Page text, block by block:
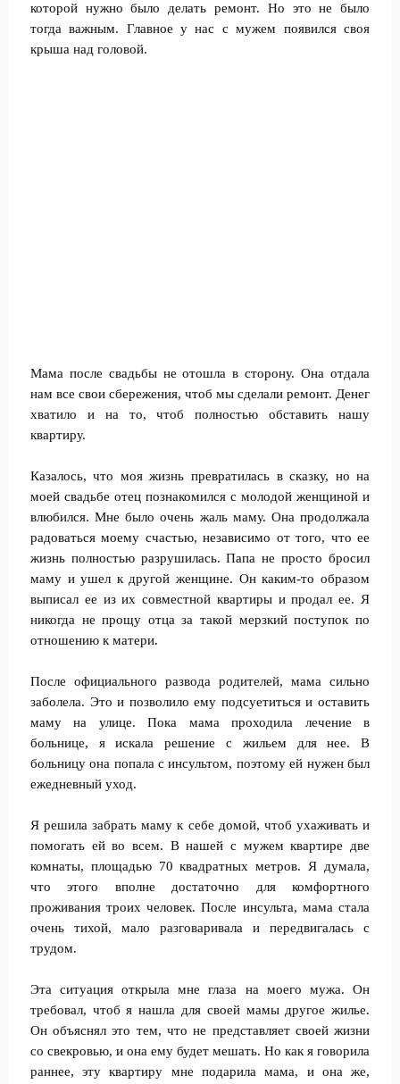
которой нужно было делать ремонт. Но это не было
тогда важным. Главное у нас с мужем появился своя
крыша над головой.
Мама после свадьбы не отошла в сторону. Она отдала
нам все свои сбережения, чтоб мы сделали ремонт. Денег
хватило и на то, чтоб полностью обставить нашу
квартиру.
Казалось, что моя жизнь превратилась в сказку, но на
моей свадьбе отец познакомился с молодой женщиной и
влюбился. Мне было очень жаль маму. Она продолжала
радоваться моему счастью, независимо от того, что ее
жизнь полностью разрушилась. Папа не просто бросил
маму и ушел к другой женщине. Он каким-то образом
выписал ее из их совместной квартиры и продал ее. Я
никогда не прощу отца за такой мерзкий поступок по
отношению к матери.
После официального развода родителей, мама сильно
заболела. Это и позволило ему подсуетиться и оставить
маму на улице. Пока мама проходила лечение в
больнице, я искала решение с жильем для нее. В
больницу она попала с инсультом, поэтому ей нужен был
ежедневный уход.
Я решила забрать маму к себе домой, чтоб ухаживать и
помогать ей во всем. В нашей с мужем квартире две
комнаты, площадью 70 квадратных метров. Я думала,
что этого вполне достаточно для комфортного
проживания троих человек. После инсульта, мама стала
очень тихой, мало разговаривала и передвигалась с
трудом.
Эта ситуация открыла мне глаза на моего мужа. Он
требовал, чтоб я нашла для своей мамы другое жилье.
Он объяснял это тем, что не представляет своей жизни
со свекровью, и она ему будет мешать. Но как я говорила
раннее, эту квартиру мне подарила мама, и она же,